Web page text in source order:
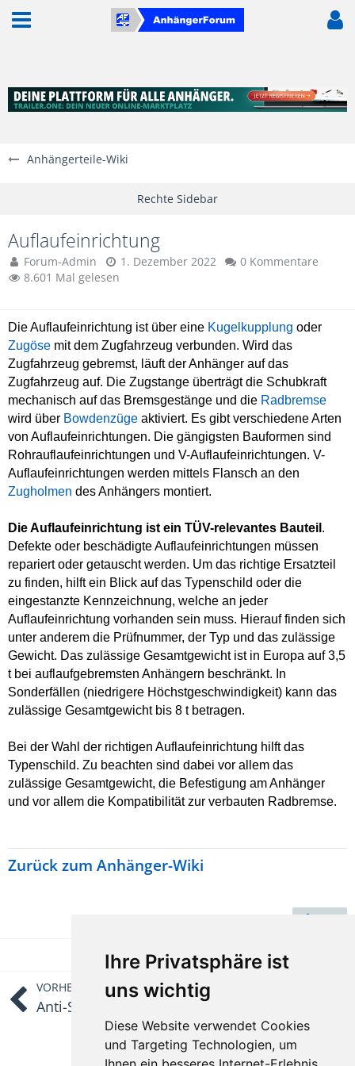
Ihre Privatsphäre ist
uns wichtig
Diese Website verwendet Cookies
und Targeting Technologien, um
Anhängerteile-Wiki
Auflaufeinrichtung
Forum-Admin 1. Dezember 2022
0 Kommentare
8.601 Mal gelesen
Die Auflaufeinrichtung ist über eine Kugelkupplung oder
Zugöse mit dem Zugfahrzeug verbunden. Wird das
Zugfahrzeug gebremst, läuft der Anhänger auf das
Zugfahrzeug auf. Die Zugstange überträgt die Schubkraft
mechanisch auf das Bremsgestänge und die Radbremse
wird über Bowdenzüge aktiviert. Es gibt verschiedene Arten
von Auflaufeinrichtungen. Die gängigsten Bauformen sind
Rohrauflaufeinrichtungen und V-Auflaufeinrichtungen. V-
Auflaufeinrichtungen werden mittels Flansch an den
Zugholmen des Anhängers montiert.
Die Auflaufeinrichtung ist ein TÜV-relevantes Bauteil .
Defekte oder beschädigte Auflaufeinrichtungen müssen
repariert oder getauscht werden. Um das richtige Ersatzteil
zu finden, hilft ein Blick auf das Typenschild oder die
eingestanzte Kennzeichnung, welche an jeder
Auflaufeinrichtung vorhanden sein muss. Hierauf finden sich
unter anderem die Prüfnummer, der Typ und das zulässige
Gewicht. Das zulässige Gesamtgewicht ist in Europa auf 3,5
t bei auflaufgebremsten Anhängern beschränkt. In
Sonderfällen (niedrigere Höchstgeschwindigkeit) kann das
zulässige Gesamtgewicht bis 8 t betragen.
Bei der Wahl der richtigen Auflaufeinrichtung hilft das
Typenschild. Zu beachten sind dabei vor allem das
zulässige Gesamtgewicht, die Befestigung am Anhänger
und vor allem die Kompatibilität zur verbauten Radbremse.
Zurück zum Anhänger-Wiki
VORHERIGER ARTIKEL
Anti-Schleuder-System
NÄCHSTER ARTIKEL